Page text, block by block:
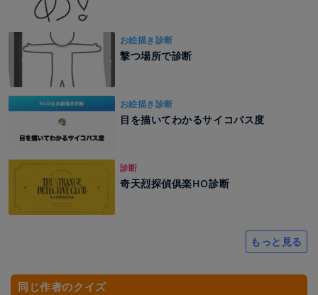
お絵描き診断
撃つ場所で診断
お絵描き診断
目を描いてわかるサイコパス度
診断
奇天烈探偵俱楽HO診断
もっと見る
同じ作者のクイズ